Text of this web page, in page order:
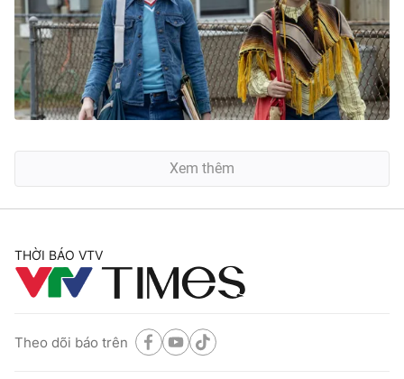
Xem thêm
THỜI BÁO VTV
Theo dõi báo trên